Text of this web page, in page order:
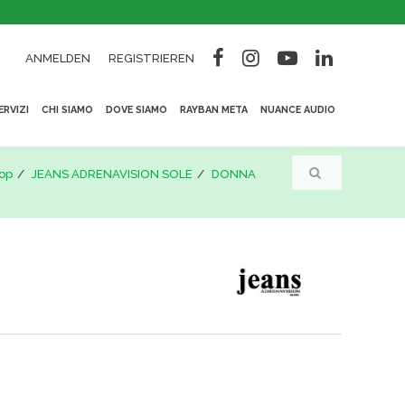
ANMELDEN REGISTRIEREN
CHI SIAMO DOVE SIAMO RAYBAN META NUANCE AUDIO
JEANS ADRENAVISION SOLE DONNA